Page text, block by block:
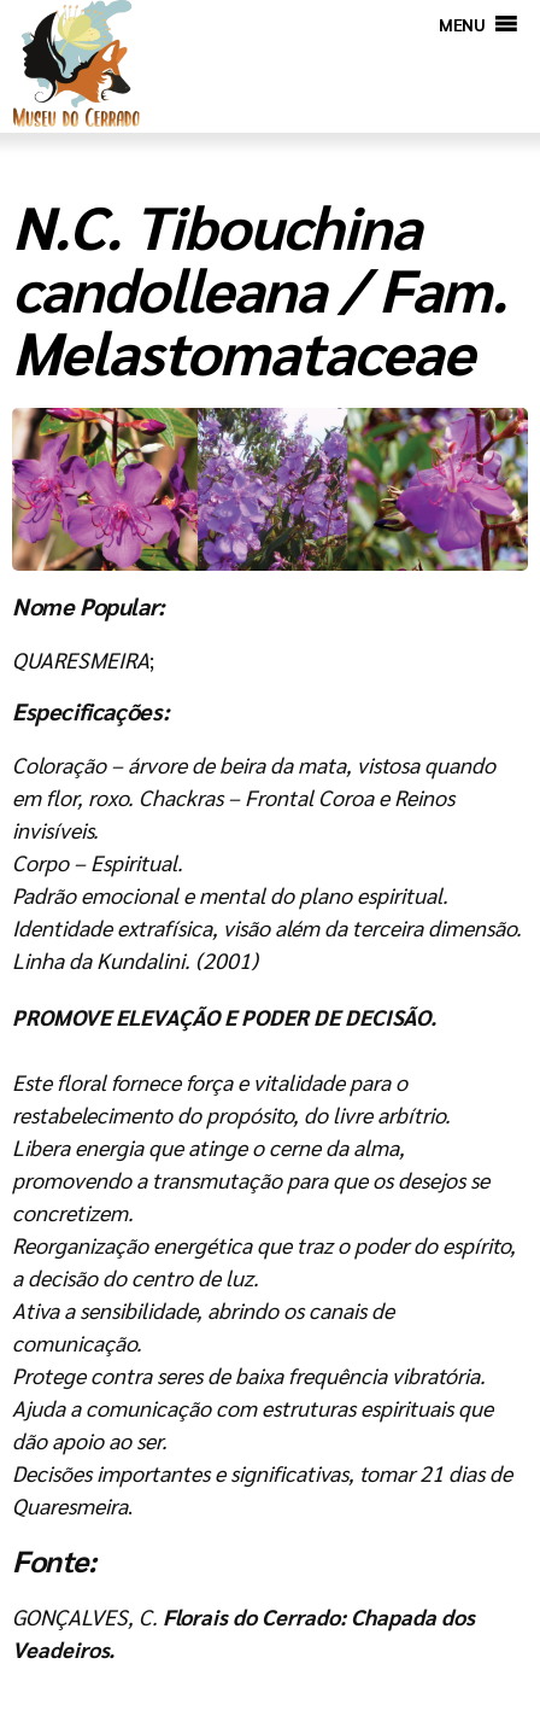
MENU
N.C. Tibouchina
candolleana / Fam.
Melastomataceae
Nome Popular:
QUARESMEIRA;
Especificações:
Coloração – árvore de beira da mata, vistosa quando
em flor, roxo. Chackras – Frontal Coroa e Reinos
invisíveis.
Corpo – Espiritual.
Padrão emocional e mental do plano espiritual.
Identidade extrafísica, visão além da terceira dimensão.
Linha da Kundalini. (2001)
PROMOVE ELEVAÇÃO E PODER DE DECISÃO.
Este floral fornece força e vitalidade para o
restabelecimento do propósito, do livre arbítrio.
Libera energia que atinge o cerne da alma,
promovendo a transmutação para que os desejos se
concretizem.
Reorganização energética que traz o poder do espírito,
a decisão do centro de luz.
Ativa a sensibilidade, abrindo os canais de
comunicação.
Protege contra seres de baixa frequência vibratória.
Ajuda a comunicação com estruturas espirituais que
dão apoio ao ser.
Decisões importantes e significativas, tomar 21 dias de
Quaresmeira.
Fonte:
GONÇALVES, C. Florais do Cerrado: Chapada dos
Veadeiros.